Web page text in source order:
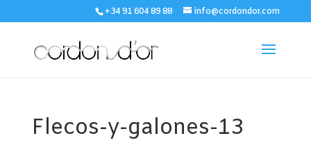
+34 91 604 89 88 info@cordondor.com
Flecos-y-galones-13